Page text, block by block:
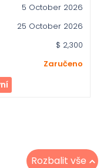
5 October 2026
25 October 2026
$ 2,300
Zaručeno
Rozbalit vše